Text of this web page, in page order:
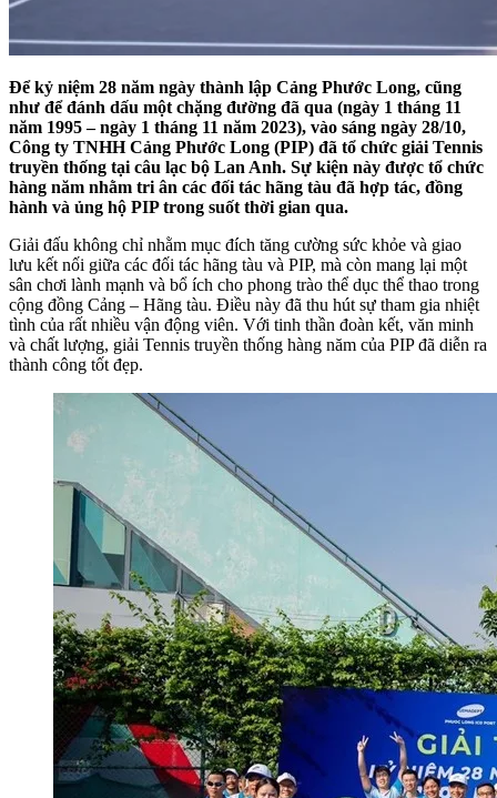
Để kỷ niệm 28 năm ngày thành lập Cảng Phước Long, cũng
như để đánh dấu một chặng đường đã qua (ngày 1 tháng 11
năm 1995 – ngày 1 tháng 11 năm 2023), vào sáng ngày 28/10,
Công ty TNHH Cảng Phước Long (PIP) đã tổ chức giải Tennis
truyền thống tại câu lạc bộ Lan Anh. Sự kiện này được tổ chức
hàng năm nhằm tri ân các đối tác hãng tàu đã hợp tác, đồng
hành và ủng hộ PIP trong suốt thời gian qua.
Giải đấu không chỉ nhằm mục đích tăng cường sức khỏe và giao
lưu kết nối giữa các đối tác hãng tàu và PIP, mà còn mang lại một
sân chơi lành mạnh và bổ ích cho phong trào thể dục thể thao trong
cộng đồng Cảng – Hãng tàu. Điều này đã thu hút sự tham gia nhiệt
tình của rất nhiều vận động viên. Với tinh thần đoàn kết, văn minh
và chất lượng, giải Tennis truyền thống hàng năm của PIP đã diễn ra
thành công tốt đẹp.